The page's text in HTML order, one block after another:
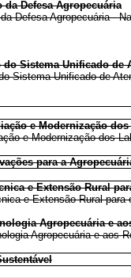
da Defesa Agropecuária
Defesa Agropecuária -
Sistema Unificado de
Sistema Unificado de
e Modernização
e Modernização dos
para a
e Extensão Rural
e Extensão Rural para
Agropecuária e
Agropecuária e aos